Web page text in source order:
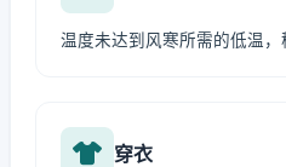
温度未达到风寒所需的低温，
穿衣